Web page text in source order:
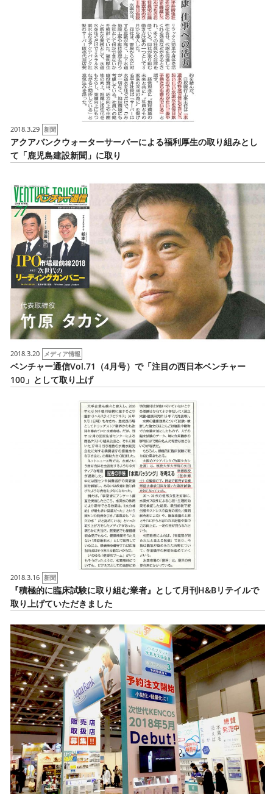
2018.3.29 新聞
アクアバンクウォーターサーバーによる福利厚生の取り組みとし
て「鹿児島建設新聞」に取り
2018.3.20 メディア情報
ベンチャー通信Vol.71（4月号）で「注目の西日本ベンチャー
100」として取り上げ
2018.3.16 新聞
『積極的に臨床試験に取り組む業者』として月刊H&Bリテイルで
取り上げていただきました